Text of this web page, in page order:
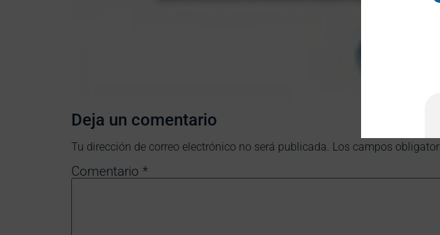
Deja un comentario
Tu dirección de correo electrónico no será publicada. Los campos
Comentario *